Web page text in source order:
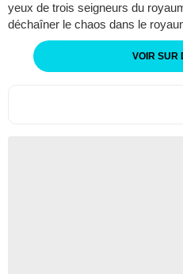
yeux de trois seigneurs du
déchaîner le chaos dans le
VOIR SUR